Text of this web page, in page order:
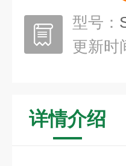
型号：
更新时
详情介绍